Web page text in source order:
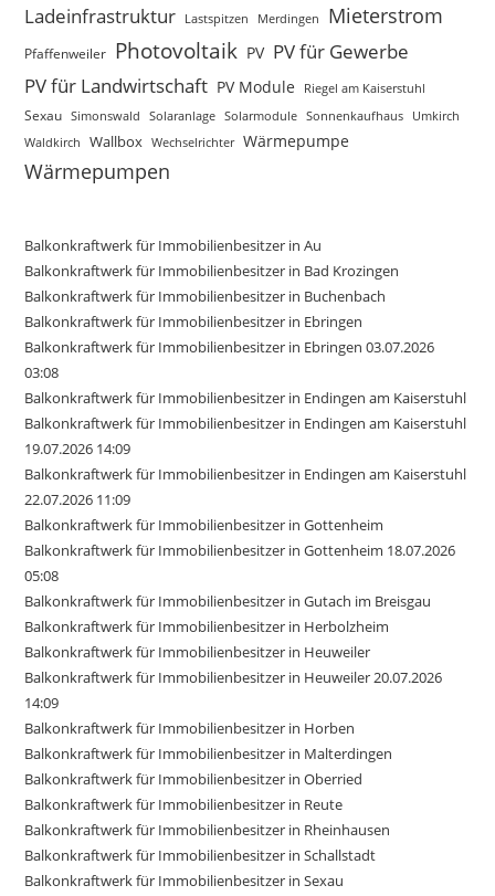
Ladeinfrastruktur Lastspitzen Merdingen Mieterstrom
Pfaffenweiler Photovoltaik PV PV für Gewerbe
PV für Landwirtschaft PV Module Riegel am Kaiserstuhl
Sexau Simonswald Solaranlage Solarmodule Sonnenkaufhaus Umkirch
Waldkirch Wallbox Wechselrichter Wärmepumpe
Wärmepumpen
Balkonkraftwerk für Immobilienbesitzer in Au
Balkonkraftwerk für Immobilienbesitzer in Bad Krozingen
Balkonkraftwerk für Immobilienbesitzer in Buchenbach
Balkonkraftwerk für Immobilienbesitzer in Ebringen
Balkonkraftwerk für Immobilienbesitzer in Ebringen 03.07.2026
03:08
Balkonkraftwerk für Immobilienbesitzer in Endingen am Kaiserstuhl
Balkonkraftwerk für Immobilienbesitzer in Endingen am Kaiserstuhl
19.07.2026 14:09
Balkonkraftwerk für Immobilienbesitzer in Endingen am Kaiserstuhl
22.07.2026 11:09
Balkonkraftwerk für Immobilienbesitzer in Gottenheim
Balkonkraftwerk für Immobilienbesitzer in Gottenheim 18.07.2026
05:08
Balkonkraftwerk für Immobilienbesitzer in Gutach im Breisgau
Balkonkraftwerk für Immobilienbesitzer in Herbolzheim
Balkonkraftwerk für Immobilienbesitzer in Heuweiler
Balkonkraftwerk für Immobilienbesitzer in Heuweiler 20.07.2026
14:09
Balkonkraftwerk für Immobilienbesitzer in Horben
Balkonkraftwerk für Immobilienbesitzer in Malterdingen
Balkonkraftwerk für Immobilienbesitzer in Oberried
Balkonkraftwerk für Immobilienbesitzer in Reute
Balkonkraftwerk für Immobilienbesitzer in Rheinhausen
Balkonkraftwerk für Immobilienbesitzer in Schallstadt
Balkonkraftwerk für Immobilienbesitzer in Sexau